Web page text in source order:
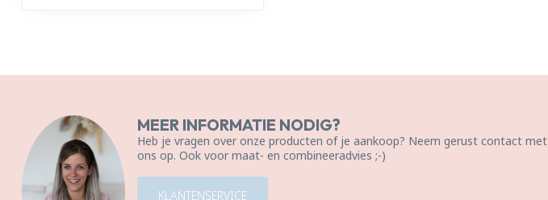
MEER INFORMATIE NODIG?
Heb je vragen over onze producten of je aankoop? Neem gerust contact met
ons op. Ook voor maat- en combineeradvies ;-)
KLANTENSERVICE